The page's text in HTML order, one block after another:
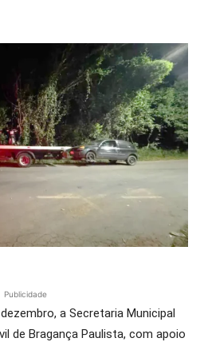
Publicidade
a Secretaria Municipal
de Bragança Paulista, com apoio